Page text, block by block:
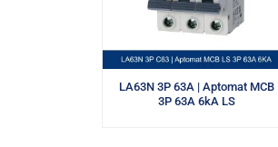
LA63N 3P 63A | Aptomat MCB
3P 63A 6kA LS